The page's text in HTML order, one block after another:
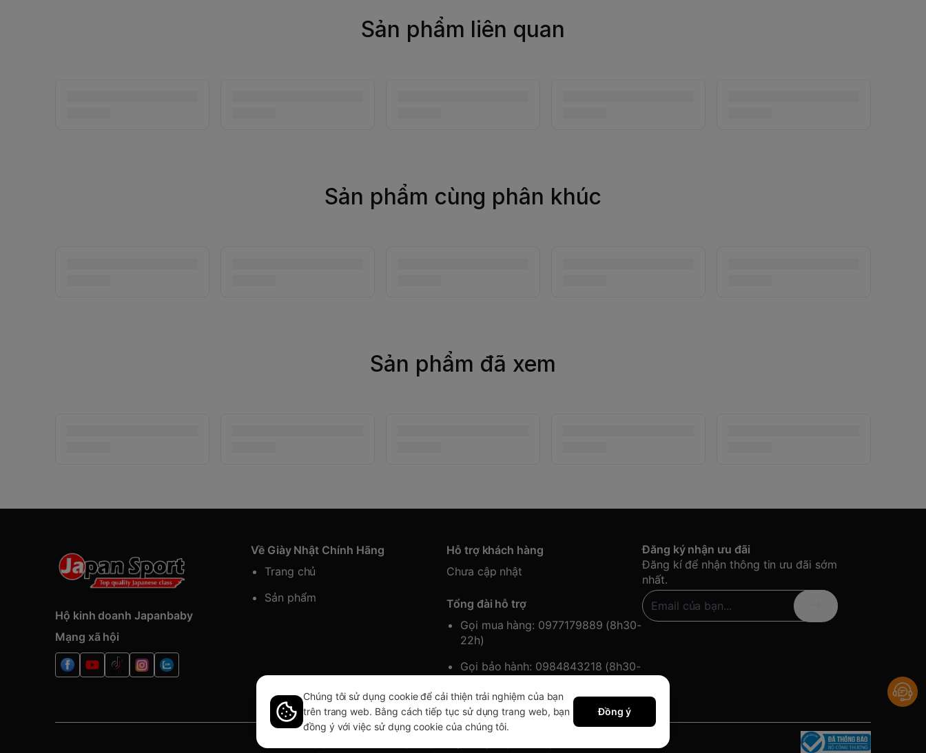
Sản phẩm liên quan
Sản phẩm cùng phân khúc
Sản phẩm đã xem
Hộ kinh doanh Japanbaby
Mạng xã hội
Về Giày Nhật Chính Hãng
Trang chủ
Sản phẩm
Hỗ trợ khách hàng
Chưa cập nhật
Tổng đài hỗ trợ
Gọi mua hàng: 0977179889 (8h30-
22h)
Gọi bảo hành: 0984843218 (8h30-
Đăng ký nhận ưu đãi
Đăng kí để nhận thông tin ưu đãi sớm
nhất.
Chúng tôi sử dụng cookie để cải thiện trải nghiệm của bạn
trên trang web. Bằng cách tiếp tục sử dụng trang web, bạn
đồng ý với việc sử dụng cookie của chúng tôi.
Đồng ý